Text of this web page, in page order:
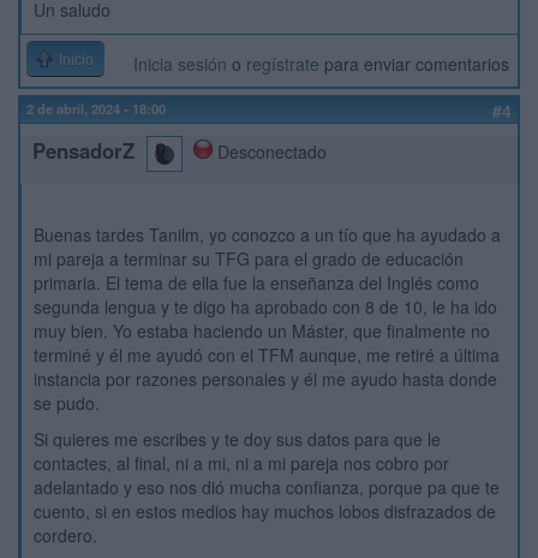
Un saludo
Inicio Inicia sesión o regístrate para enviar comentarios
2 de abril, 2024 - 18:00 #4
PensadorZ Desconectado
Buenas tardes Tanilm, yo conozco a un tío que ha ayudado a
mi pareja a terminar su TFG para el grado de educación
primaria. El tema de ella fue la enseñanza del Inglés como
segunda lengua y te digo ha aprobado con 8 de 10, le ha ido
muy bien. Yo estaba haciendo un Máster, que finalmente no
terminé y él me ayudó con el TFM aunque, me retiré a última
instancia por razones personales y él me ayudo hasta donde
se pudo.
Si quieres me escribes y te doy sus datos para que le
contactes, al final, ni a mi, ni a mi pareja nos cobro por
adelantado y eso nos dió mucha confianza, porque pa que te
cuento, si en estos medios hay muchos lobos disfrazados de
cordero.